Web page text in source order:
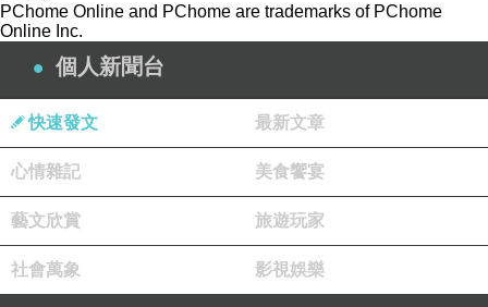
PChome Online and PChome are trademarks of PChome
Online Inc.
個人新聞台
快速發文 最新文章
心情雜記 美食饗宴
藝文欣賞 旅遊玩家
社會萬象 影視娛樂